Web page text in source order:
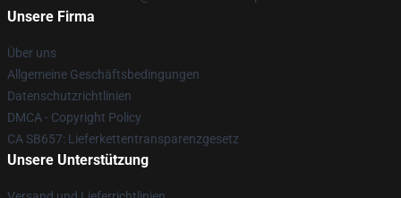
Unsere Firma
Über uns
Allgemeine Geschäftsbedingungen
Datenschutzrichtlinien
DMCA - Copyright Policy
CA SB657: Lieferkettentransparenzgesetz
Unsere Unterstützung